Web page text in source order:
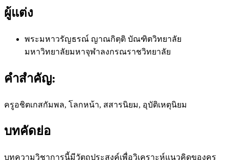
ผู้แต่ง
พระมหาวรัญธรณ์ ญาณกิตฺติ บัณฑิตวิทยาลัย
มหาวิทยาลัยมหาจุฬาลงกรณราชวิทยาลัย
คำสำคัญ:
ครูอชิตเกสกัมพล, โลกหน้า, สสารนิยม, อุบัติเหตุนิยม
บทคัดย่อ
บทความวิชาการนี้มีวัตถุประสงค์เพื่อวิเคราะห์แนวคิดของครู